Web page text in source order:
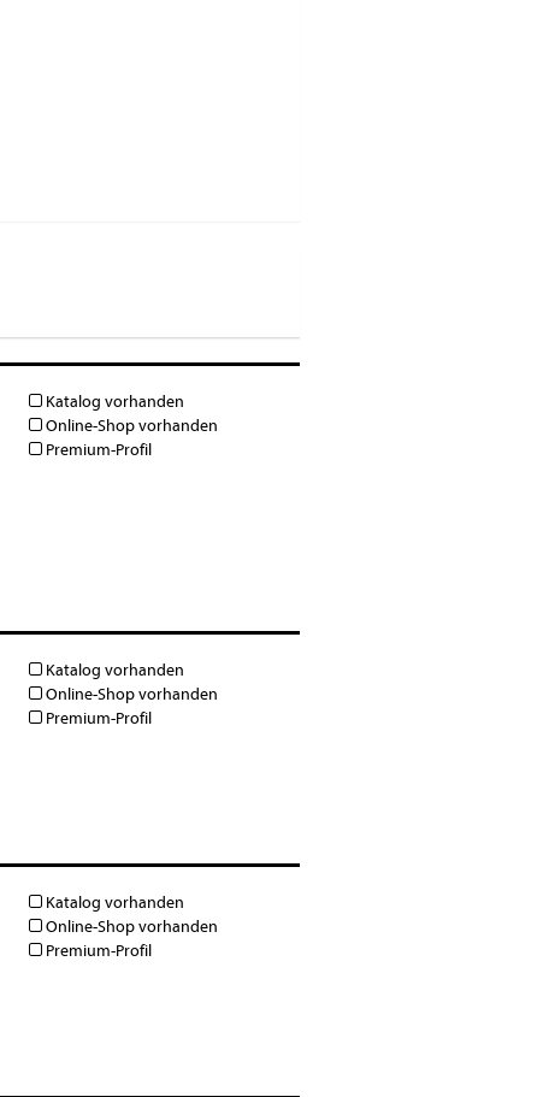
Katalog vorhanden
Online-Shop vorhanden
Premium-Profil
Katalog vorhanden
Online-Shop vorhanden
Premium-Profil
Katalog vorhanden
Online-Shop vorhanden
Premium-Profil